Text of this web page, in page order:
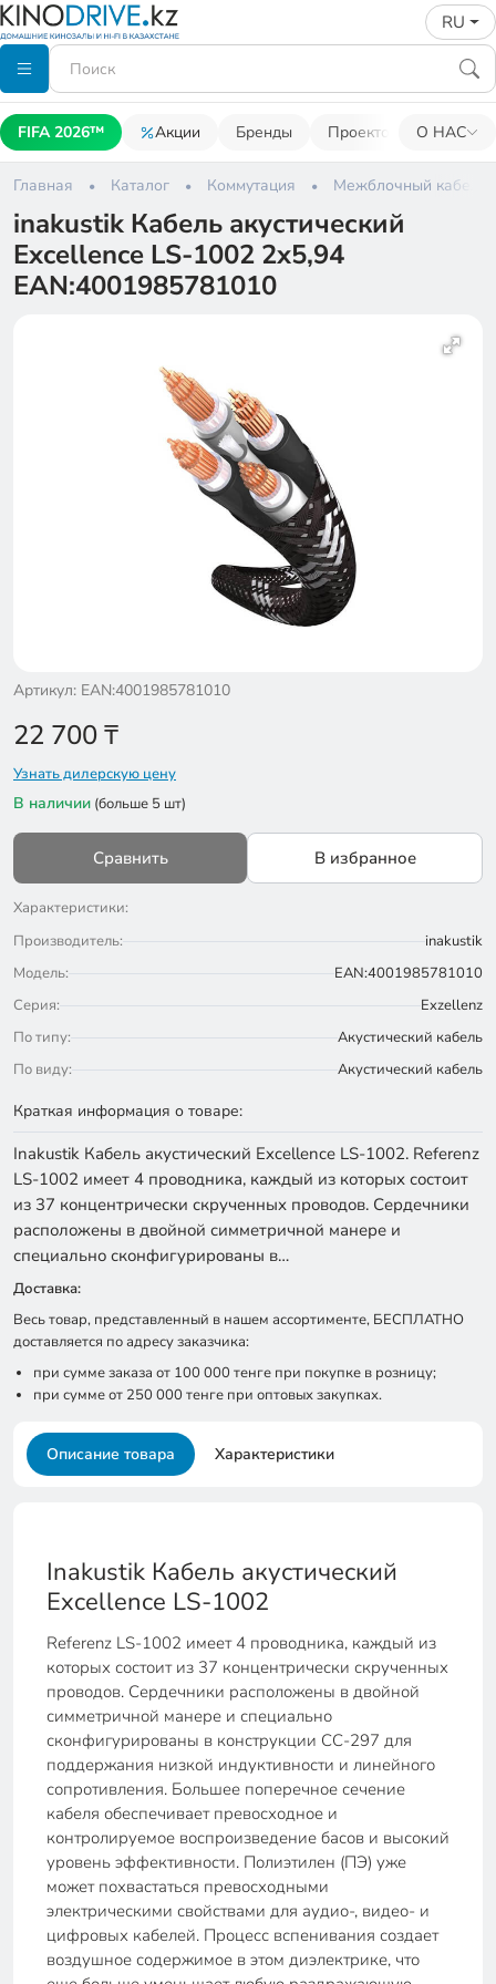
RU
FIFA 2026™ Акции Бренды Проекторы О НАС
Главная Каталог Коммутация Межблочный кабель
inakustik Кабель акустический
Excellence LS-1002 2x5,94
EAN:4001985781010
Артикул: EAN:4001985781010
22 700₸
Узнать дилерскую цену
В наличии (больше 5 шт)
Сравнить В избранное
Характеристики:
Производитель:
inakustik
Модель:
EAN:4001985781010
Серия:
Exzellenz
По типу:
Акустический кабель
По виду:
Акустический кабель
Краткая информация о товаре:
Inakustik Кабель акустический Excellence LS-1002. Referenz
LS-1002 имеет 4 проводника, каждый из которых состоит
из 37 концентрически скрученных проводов. Сердечники
расположены в двойной симметричной манере и
специально сконфигурированы в…
Доставка:
Весь товар, представленный в нашем ассортименте, БЕСПЛАТНО
доставляется по адресу заказчика:
при сумме заказа от 100 000 тенге при покупке в розницу;
при сумме от 250 000 тенге при оптовых закупках.
Описание товара Характеристики
Inakustik Кабель акустический
Excellence LS-1002
Referenz LS-1002 имеет 4 проводника, каждый из
которых состоит из 37 концентрически скрученных
проводов. Сердечники расположены в двойной
симметричной манере и специально
сконфигурированы в конструкции CC-297 для
поддержания низкой индуктивности и линейного
сопротивления. Большее поперечное сечение
кабеля обеспечивает превосходное и
контролируемое воспроизведение басов и высокий
уровень эффективности. Полиэтилен (ПЭ) уже
может похвастаться превосходными
электрическими свойствами для аудио-, видео- и
цифровых кабелей. Процесс вспенивания создает
воздушное содержимое в этом диэлектрике, что